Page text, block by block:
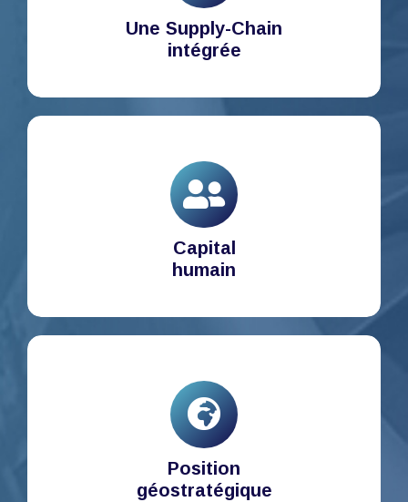
Une Supply-Chain
intégrée
Capital
humain
Position
géostratégique